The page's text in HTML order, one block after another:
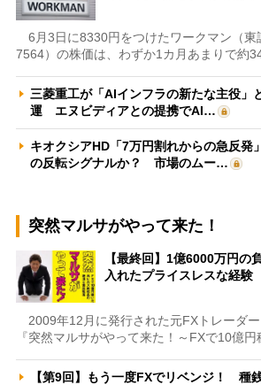
6月3日に8330円をつけたワークマン（東
7564）の株価は、わずか1カ月あまりで約
三菱重工が「AIインフラの新たな主役」
運 エヌビディアとの提携でAI…
キオクシアHD「7万円割れからの急反発
の反転シグナルか？ 市場のムー…
突然マルサがやって来た！
【最終回】1億6000万円の
入れたプライスレスな経
2009年12月に発行された元FXトレーダ
『突然マルサがやって来た！～FXで10億円
【第9回】もう一度FXでリベンジ！ 種